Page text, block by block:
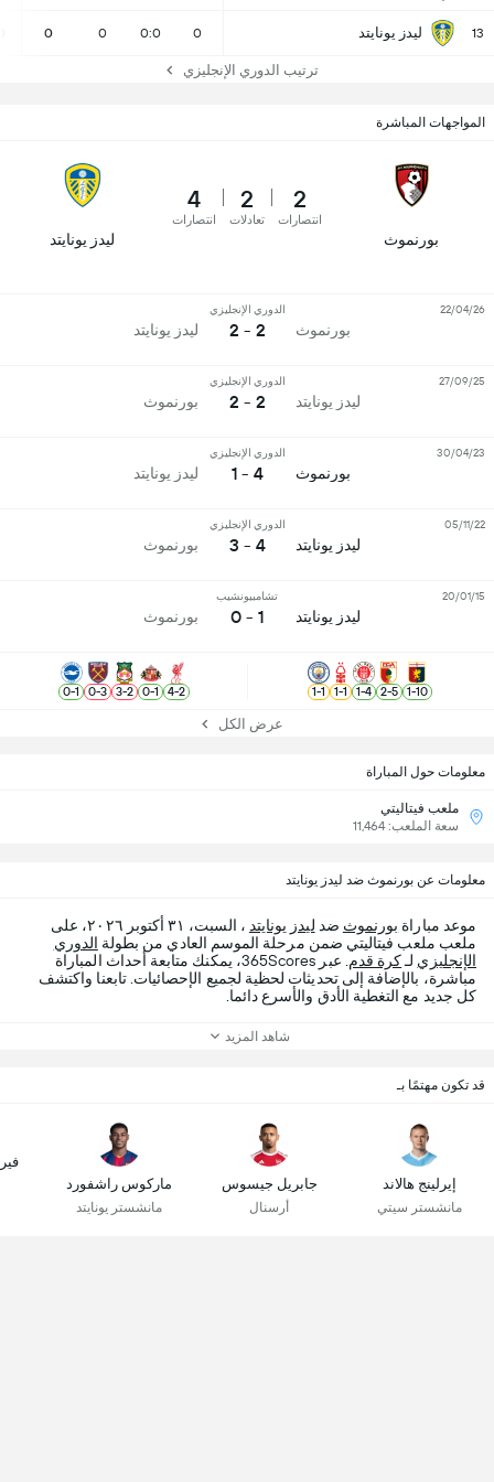
13 ليدز يونايتد 0
0:0
0
0
ترتيب الدوري الإنجليزي
معلومات حول المباراة
ملعب فيتاليتي
سعة الملعب: 11,464
المواجهات المباشرة
بورنموث
2
انتصارات
2
تعادلات
4
انتصارات
ليدز يونايتد
بورنموث
الدوري الإنجليزي
2 - 2 ليدز يونايتد
22/04/26
ليدز يونايتد
الدوري الإنجليزي
2 - 2 بورنموث
27/09/25
بورنموث
الدوري الإنجليزي
4 - 1 ليدز يونايتد
30/04/23
ليدز يونايتد
الدوري الإنجليزي
4 - 3 بورنموث
05/11/22
ليدز يونايتد
تشامبيونشيب
1 - 0 بورنموث
20/01/15
10
-
1
5
-
2
4
-
1
1
-
1
1
-
1
2
-
4
1
-
0
2
-
3
3
-
0
1
-
0
عرض الكل
معلومات عن بورنموث ضد ليدز يونايتد
موعد مباراة بورنموث ضد ليدز يونايتد
، السبت، ٣١ أكتوبر ٢٠٢٦، على
ملعب ملعب فيتاليتي ضمن مرحلة الموسم العادي من بطولة الدوري
الإنجليزي لـكرة قدم
. عبر 365Scores، يمكنك متابعة أحداث المباراة
مباشرة، بالإضافة إلى تحديثات لحظية لجميع الإحصائيات. تابعنا واكتشف
كل جديد مع التغطية الأدق والأسرع دائما.
شاهد المزيد
قد تكون مهتمًا بـ
إيرلينج هالاند
مانشستر سيتي
جابريل جيسوس
أرسنال
ماركوس راشفورد
مانشستر يونايتد